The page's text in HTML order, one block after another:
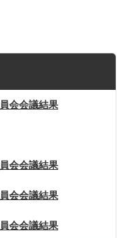
会会議結果
会会議結果
会会議結果
会会議結果